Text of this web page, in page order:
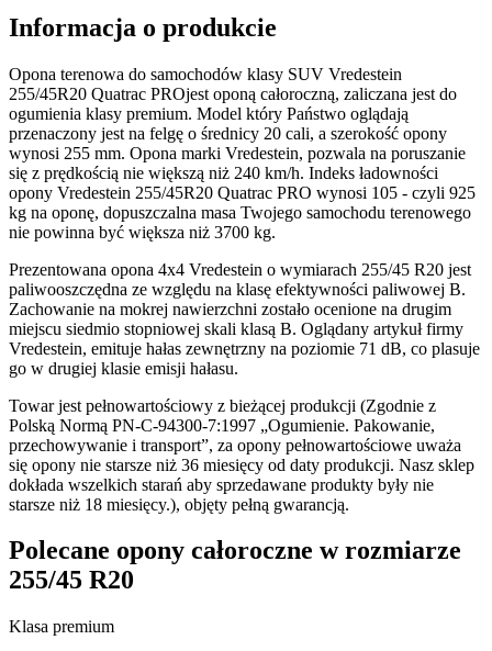
Informacja o produkcie
Opona terenowa do samochodów klasy SUV Vredestein
255/45R20 Quatrac PROjest oponą całoroczną, zaliczana jest do
ogumienia klasy premium. Model który Państwo oglądają
przenaczony jest na felgę o średnicy 20 cali, a szerokość opony
wynosi 255 mm. Opona marki Vredestein, pozwala na poruszanie
się z prędkością nie większą niż 240 km/h. Indeks ładowności
opony Vredestein 255/45R20 Quatrac PRO wynosi 105 - czyli 925
kg na oponę, dopuszczalna masa Twojego samochodu terenowego
nie powinna być większa niż 3700 kg.
Prezentowana opona 4x4 Vredestein o wymiarach 255/45 R20 jest
paliwooszczędna ze względu na klasę efektywności paliwowej B.
Zachowanie na mokrej nawierzchni zostało ocenione na drugim
miejscu siedmio stopniowej skali klasą B. Oglądany artykuł firmy
Vredestein, emituje hałas zewnętrzny na poziomie 71 dB, co plasuje
go w drugiej klasie emisji hałasu.
Towar jest pełnowartościowy z bieżącej produkcji (Zgodnie z
Polską Normą PN-C-94300-7:1997 „Ogumienie. Pakowanie,
przechowywanie i transport”, za opony pełnowartościowe uważa
się opony nie starsze niż 36 miesięcy od daty produkcji. Nasz sklep
dokłada wszelkich starań aby sprzedawane produkty były nie
starsze niż 18 miesięcy.), objęty pełną gwarancją.
Polecane opony całoroczne w rozmiarze
255/45 R20
Klasa premium